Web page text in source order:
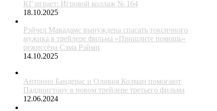
КГ играет: Игровой коллаж № 164
18.10.2025
Рэйчел Макадамс вынуждена спасать токсичного
мужика в трейлере фильма «Пришлите помощь»
режиссёра Сэма Рэйми
14.10.2025
Антонио Бандерас и Оливия Колман помогают
Паддингтону в новом трейлере третьего фильма
12.06.2024